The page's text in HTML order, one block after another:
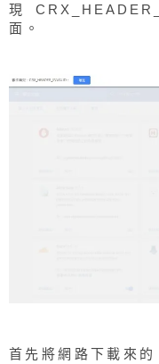
現
面。
首先將網路下載來